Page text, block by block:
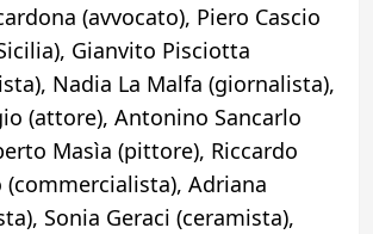
(avvocato), Piero Cascio
Gianvito Pisciotta
Nadia La Malfa (giornalista),
(attore), Antonino Sancarlo
Masìa (pittore), Riccardo
(commercialista), Adriana
Sonia Geraci (ceramista),